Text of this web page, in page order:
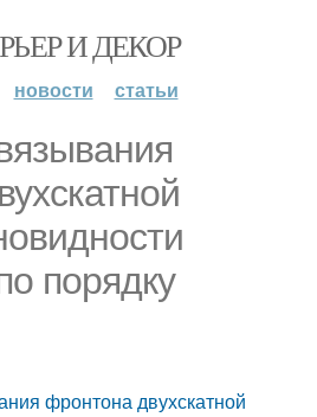
И ДЕКОР
новости статьи
порядку
фронтона двухскатной